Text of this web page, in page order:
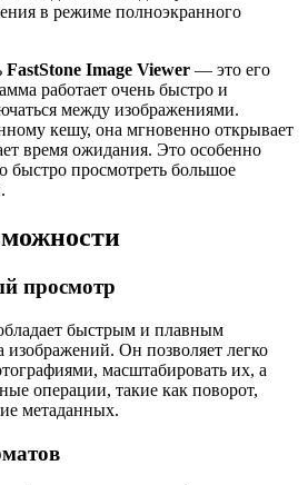
в режиме полноэкранного
FastStone Image Viewer — это его
работает очень быстро и
между изображениями.
кешу, она мгновенно открывает
время ожидания. Это особенно
быстро просмотреть большое
просмотр
быстрым и плавным
изображений. Он позволяет легко
масштабировать их, а
операции, такие как поворот,
метаданных.